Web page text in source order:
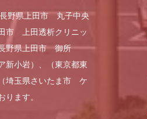
野県上田市 丸子中央
市 上田透析クリニッ
野県上田市 御所
小岩）、（東京都東
埼玉県さいたま市 ケ
ます。